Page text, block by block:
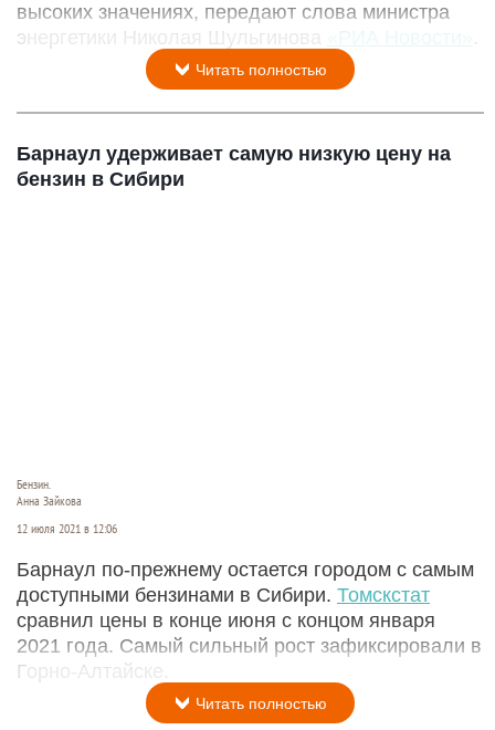
высоких значениях, передают слова министра
энергетики Николая Шульгинова
«РИА Новости» .
Читать полностью
Барнаул удерживает самую низкую цену на
бензин в Сибири
Бензин.
Анна Зайкова
12 июля 2021 в 12:06
Барнаул по-прежнему остается городом с самым
доступными бензинами в Сибири. Томскстат
сравнил цены в конце июня с концом января
2021 года. Самый сильный рост зафиксировали в
Горно-Алтайске.
Читать полностью